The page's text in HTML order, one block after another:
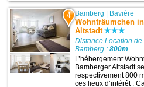
4 Bamberg Bavière
Wohnträumchen
Altstadt
Distance Location
Bamberg :800m
L’hébergement
Bamberger Altstadt
respectivement 800
ces lieux d’intérêt :